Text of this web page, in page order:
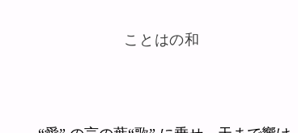
​ことはの和